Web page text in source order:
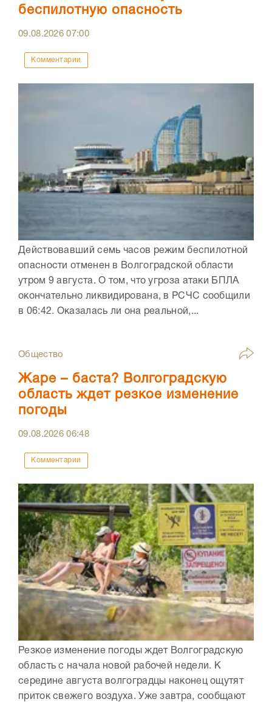
беспилотную опасность
09.08.202607:00
Комментарии
Действовавший семь часов режим беспилотной
опасности отменен в Волгоградской области
утром 9 августа. О том, что угроза атаки БПЛА
окончательно ликвидирована, в РСЧС сообщили
в 06:42. Оказалась ли она реальной,...
Общество
Жаре – баста? Волгоградскую
область ждет резкое изменение
погоды
09.08.202606:48
Комментарии
Резкое изменение погоды ждет Волгоградскую
область с начала новой рабочей недели. К
середине августа волгоградцы наконец ощутят
приток свежего воздуха. Уже завтра, сообщают